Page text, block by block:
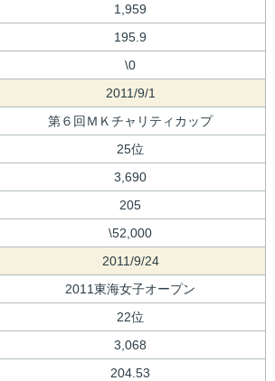
1,959
195.9
\0
2011/9/1
第６回ＭＫチャリティカップ
25位
3,690
205
\52,000
2011/9/24
2011東海女子オープン
22位
3,068
204.53